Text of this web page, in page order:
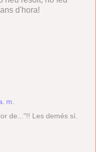
d'hora!
m.
de..."!! Les demés sí.